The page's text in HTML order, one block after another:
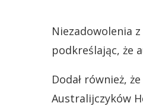
Niezadowolenia
podkreślając, że
Dodał również,
Australijczyków